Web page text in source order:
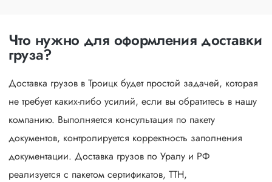
Что нужно для оформления доставки
груза?
Доставка грузов в Троицк будет простой задачей, которая
не требует каких-либо усилий, если вы обратитесь в нашу
компанию. Выполняется консультация по пакету
документов, контролируется корректность заполнения
документации. Доставка грузов по Уралу и РФ
реализуется с пакетом сертификатов, ТТН,